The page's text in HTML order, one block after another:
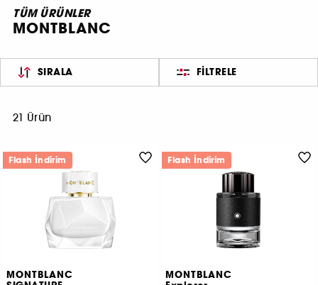
TÜM ÜRÜNLER
MONTBLANC
SIRALA FILTRELE
21 Ürün
MONTBLANC
Flash İndirim
MONTBLANC
Flash İndirim